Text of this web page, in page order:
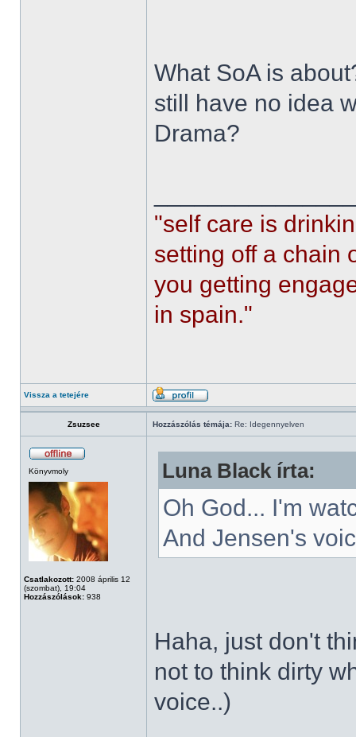
What SoA is
still have no idea
Drama?
"self care is
setting off a chain
you getting
in spain."
Vissza a tetejére
Zsuzsee Hozzászólás témája: Re: Idegennyelven
Könyvmoly
Csatlakozott: 2008 április 12
(szombat), 19:04
Hozzászólások: 938
Luna Black írta:
Oh God... I'm
And Jensen's
Haha, just don't
not to think dirty
voice..)